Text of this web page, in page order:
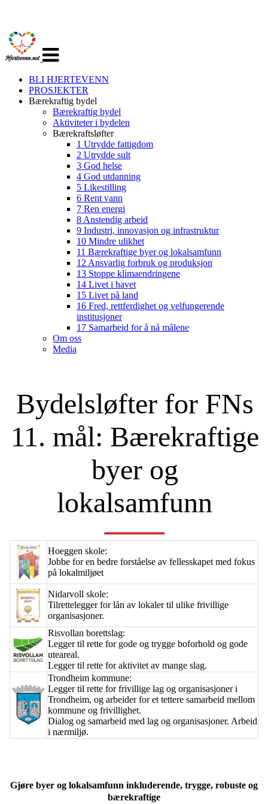
navigasjon
BLI HJERTEVENN
PROSJEKTER
Bærekraftig bydel
Bærekraftig bydel
Aktiviteter i bydelen
Bærekraftsløfter
1 Utrydde fattigdom
2 Utrydde sult
3 God helse
4 God utdanning
5 Likestilling
6 Rent vann
7 Ren energi
8 Anstendig arbeid
9 Industri, innovasjon og infrastruktur
10 Mindre ulikhet
11 Bærekraftige byer og lokalsamfunn
12 Ansvarlig forbruk og produksjon
13 Stoppe klimaendringene
14 Livet i havet
15 Livet på land
16 Fred, rettferdighet og velfungerende
institusjoner
17 Samarbeid for å nå målene
Om oss
Media
Bydelsløfter for FNs
11. mål: Bærekraftige
byer og
lokalsamfunn
Hoeggen skole:
Jobbe for en bedre forståelse av fellesskapet med fokus
på lokalmiljøet
Nidarvoll skole:
Tilrettelegger for lån av lokaler til ulike frivillige
organisasjoner.
Risvollan borettslag:
Legger til rette for gode og trygge boforhold og gode
uteareal.
Legger til rette for aktivitet av mange slag.
Trondheim kommune:
Legger til rette for frivillige lag og organisasjoner i
Trondheim, og arbeider for et tettere samarbeid mellom
kommune og frivillighet.
Dialog og samarbeid med lag og organisasjoner. Arbeid
i nærmiljø.
Gjøre byer og lokalsamfunn inkluderende, trygge, robuste og
bærekraftige